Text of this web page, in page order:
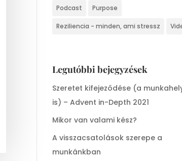
Podcast Purpose
Reziliencia - minden, ami stressz
Legutóbbi bejegyzések
Szeretet kifejeződése (a
is) – Advent in-Depth 2021
Mikor van valami kész?
A visszacsatolások szerepe a
munkánkban